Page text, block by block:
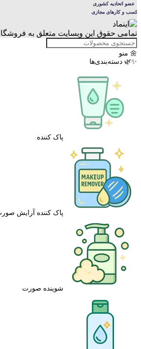
تمامی حقوق این وبسایت متعلق به
🌼 منو
✨🌿 دسته‌بندی‌ها
پاک کننده
پاک کننده آرایش
شوینده صورت